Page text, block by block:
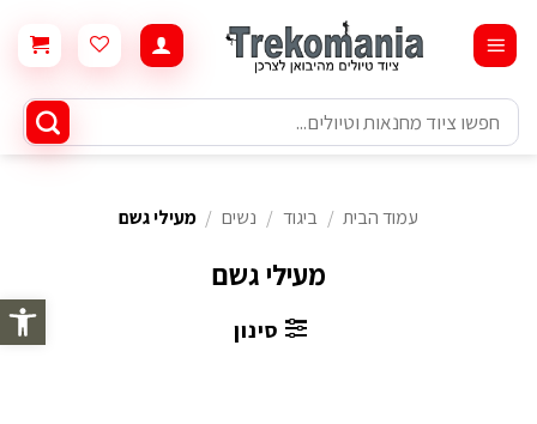
פתח
content
חיפוש
עבור:
מעילי גשם
עמוד הבית / ביגוד / נשים / מעילי גשם
סינון